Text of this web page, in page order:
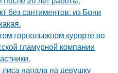
без сантиментов: из Бони
горнолыжном курорте во
гламурной компании
напала на девушку